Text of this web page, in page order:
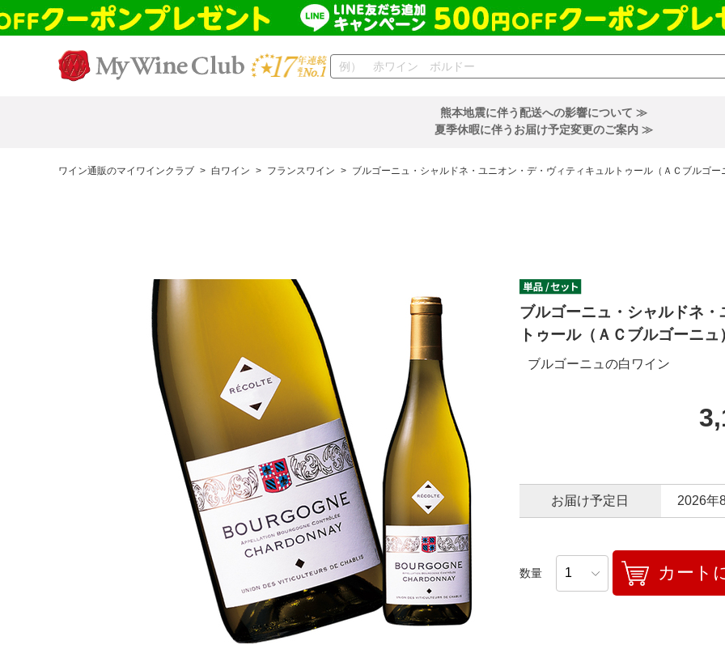
熊本地震に伴う配送への影響について ≫
夏季休暇に伴うお届け予定変更のご案内 ≫
ワイン通販のマイワインクラブ > 白ワイン > フランスワイン > ブルゴーニュ・シャルドネ・ユニオン・デ・ヴィティキュルトゥール（ＡＣブルゴー
ブルゴーニュ・シャルドネ
トゥール（ＡＣブルゴーニュ
ブルゴーニュの白ワイン
お届け予定日 2026年
数量 カート